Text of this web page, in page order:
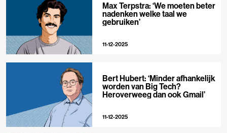
Max Terpstra: ‘We moeten beter
nadenken welke taal we
gebruiken’
11-12-2025
Bert Hubert: ‘Minder afhankelijk
worden van Big Tech?
Heroverweeg dan ook Gmail’
11-12-2025